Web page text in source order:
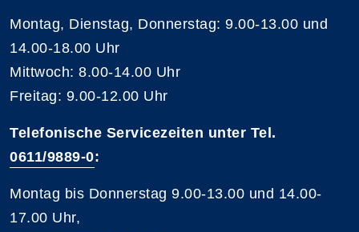
Montag, Dienstag, Donnerstag: 9.00-13.00 und
14.00-18.00 Uhr
Mittwoch: 8.00-14.00 Uhr
Freitag: 9.00-12.00 Uhr
Telefonische Servicezeiten unter Tel.
0611/9889-0:
Montag bis Donnerstag 9.00-13.00 und 14.00-
17.00 Uhr,